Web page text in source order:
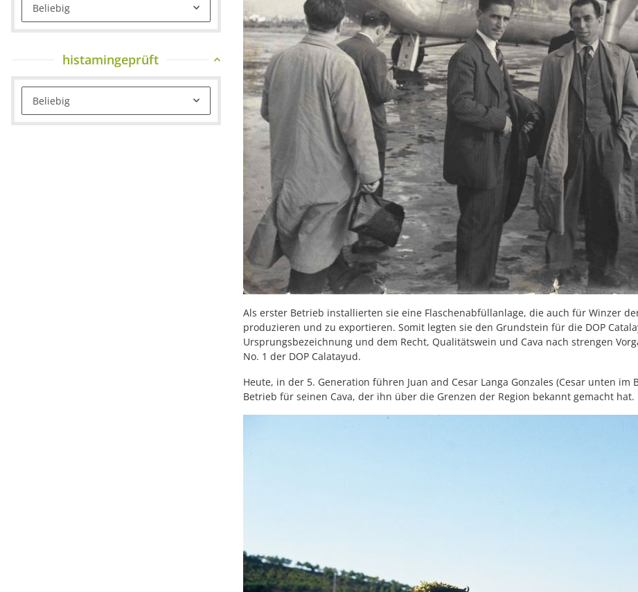
Als erster Betrieb installierten sie eine Flaschenabfüllanlage, die auch für Winzer
produzieren und zu exportieren. Somit legten sie den Grundstein für die DOP
Ursprungsbezeichnung und dem Recht, Qualitätswein und Cava nach strengen
No. 1 der DOP Calatayud.
Heute, in der 5. Generation führen Juan and Cesar Langa Gonzales (Cesar unten
Betrieb für seinen Cava, der ihn über die Grenzen der Region bekannt gemacht hat.
Beliebig
histamingeprüft
Beliebig